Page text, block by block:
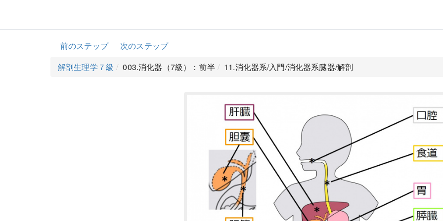
前のステップ
次のステップ
解剖生理学７級
003.消化器（7級）：前半 11.消化器系/入門/消化器系臓器/解剖